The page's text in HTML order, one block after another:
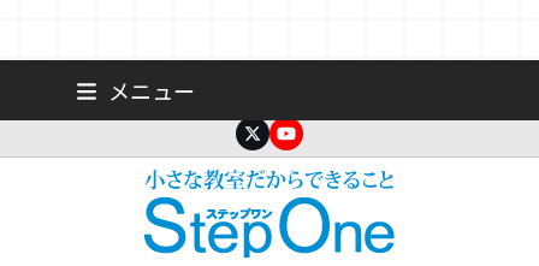
メニュー
TwitterYouTube